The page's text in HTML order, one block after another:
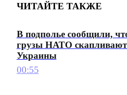
ЧИТАЙТЕ ТАКЖЕ
В подполье сообщили,
грузы НАТО
Украины
00:55